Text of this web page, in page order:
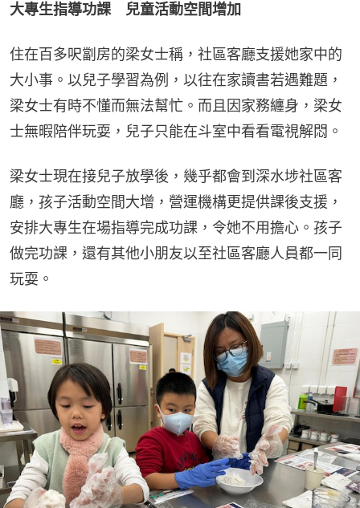
大專生指導功課　兒童活動空間增加
住在百多呎劏房的梁女士稱，社區客廳支援她家中的
大小事。以兒子學習為例，以往在家讀書若遇難題，
梁女士有時不懂而無法幫忙。而且因家務纏身，梁女
士無暇陪伴玩耍，兒子只能在斗室中看看電視解悶。
梁女士現在接兒子放學後，幾乎都會到深水埗社區客
廳，孩子活動空間大增，營運機構更提供課後支援，
安排大專生在場指導完成功課，令她不用擔心。孩子
做完功課，還有其他小朋友以至社區客廳人員都一同
玩耍。